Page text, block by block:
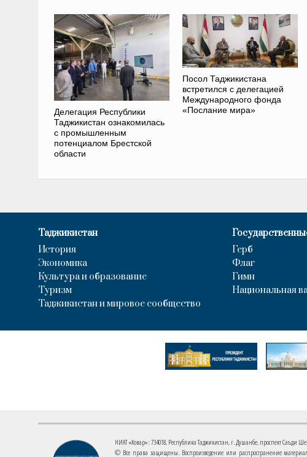
Делегация Республики
Таджикистан ознакомилась
с промышленным
потенциалом Брестской
области
Посол Таджикистана
встретился с делегацией
Международного фонда
«Послание мира»
Таджикистан
История
Экономика
Культура и образование
Туризм
Таджикистан и мировое сообщество
Герб
Флаг
Гимн
Национальная
НИАТ «Ховар»: 734018, Республика Таджикистан, г. Душанбе, проспект Саъди
© Все права защищены. Воспроизведение или распространение